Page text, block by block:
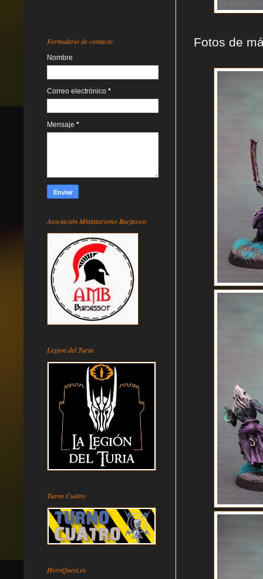
Fotos de
Formulario de contacto
Nombre
Correo electrónico *
Mensaje *
Asociación Miniaturismo Burjassot
Legion del Turia
Turno Cu4tro
HeroQuest.es